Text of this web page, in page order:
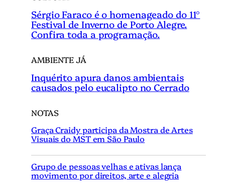
Sérgio Faraco é o homenageado do 11°
Festival de Inverno de Porto Alegre.
Confira toda a programação.
AMBIENTE JÁ
Inquérito apura danos ambientais
causados pelo eucalipto no Cerrado
NOTAS
Graça Craidy participa da Mostra de Artes
Visuais do MST em São Paulo
Grupo de pessoas velhas e ativas lança
movimento por direitos, arte e alegria